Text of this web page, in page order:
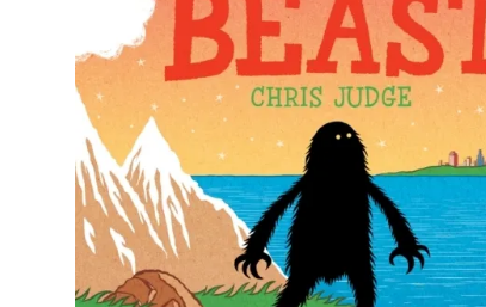
Zmniejsz rozmiar czcionki
Odwróć kolory
Skala szarości
Powiększony kursor
Pomoc w czytaniu
Podkreślenie linków